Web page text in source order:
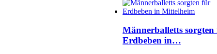
Männerballetts
Erdbeben in…